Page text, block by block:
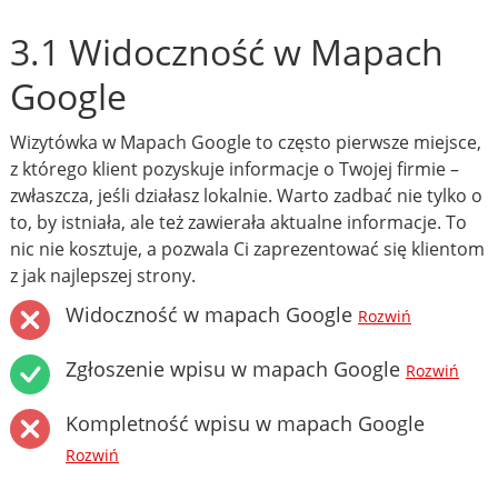
3.1 Widoczność w Mapach
Google
Wizytówka w Mapach Google to często pierwsze miejsce,
z którego klient pozyskuje informacje o Twojej firmie –
zwłaszcza, jeśli działasz lokalnie. Warto zadbać nie tylko o
to, by istniała, ale też zawierała aktualne informacje. To
nic nie kosztuje, a pozwala Ci zaprezentować się klientom
z jak najlepszej strony.
Widoczność w mapach Google Rozwiń
Zgłoszenie wpisu w mapach Google Rozwiń
Kompletność wpisu w mapach Google
Rozwiń